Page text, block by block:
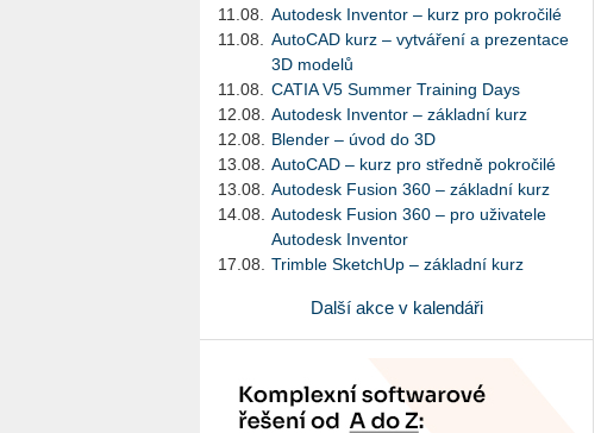
11.08.
Autodesk Inventor – kurz pro pokročilé
11.08.
AutoCAD kurz – vytváření a prezentace
3D modelů
11.08.
CATIA V5 Summer Training Days
12.08.
Autodesk Inventor – základní kurz
12.08.
Blender – úvod do 3D
13.08.
AutoCAD – kurz pro středně pokročilé
13.08.
Autodesk Fusion 360 – základní kurz
14.08.
Autodesk Fusion 360 – pro uživatele
Autodesk Inventor
17.08.
Trimble SketchUp – základní kurz
Další akce v kalendáři